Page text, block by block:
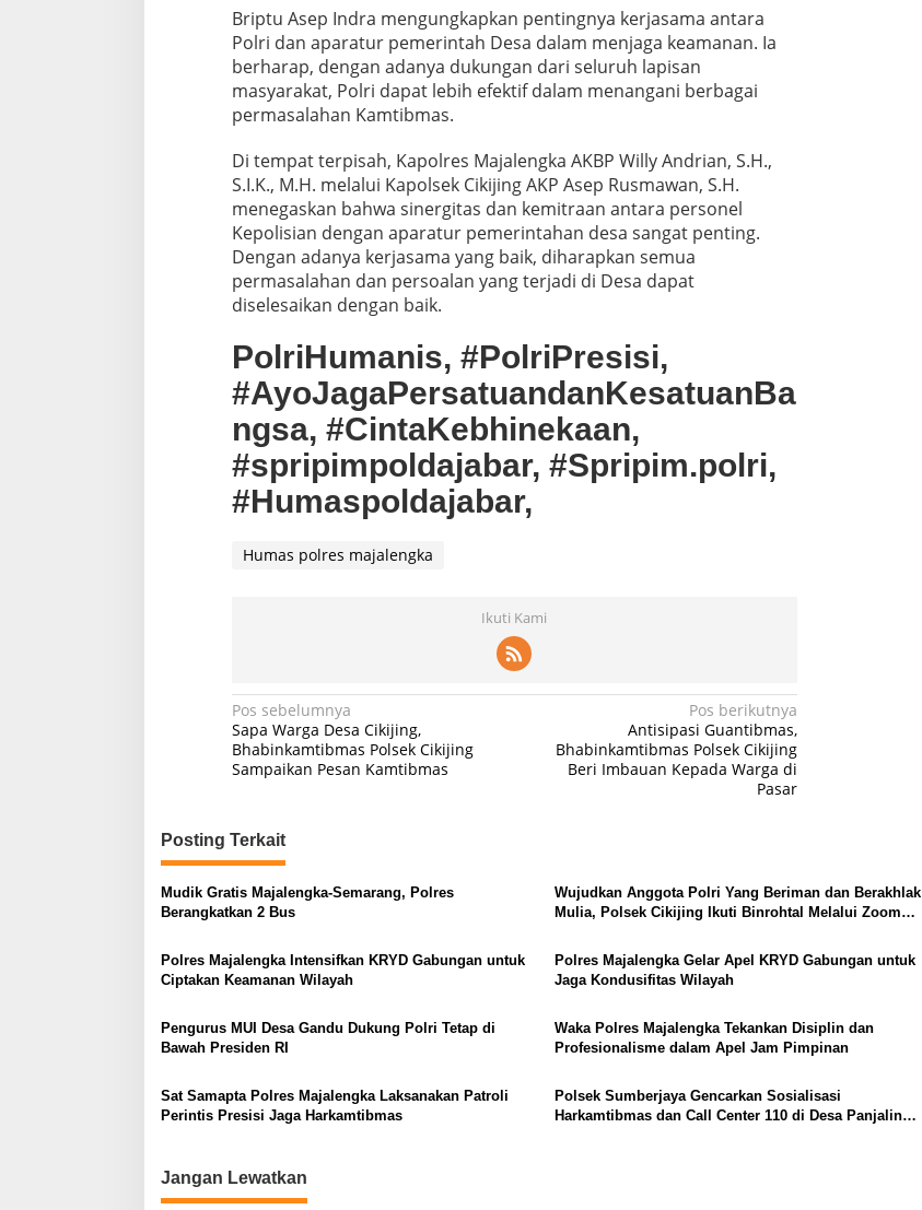
Briptu Asep Indra mengungkapkan pentingnya kerjasama antara
Polri dan aparatur pemerintah Desa dalam menjaga keamanan. Ia
berharap, dengan adanya dukungan dari seluruh lapisan
masyarakat, Polri dapat lebih efektif dalam menangani berbagai
permasalahan Kamtibmas.
Di tempat terpisah, Kapolres Majalengka AKBP Willy Andrian, S.H.,
S.I.K., M.H. melalui Kapolsek Cikijing AKP Asep Rusmawan, S.H.
menegaskan bahwa sinergitas dan kemitraan antara personel
Kepolisian dengan aparatur pemerintahan desa sangat penting.
Dengan adanya kerjasama yang baik, diharapkan semua
permasalahan dan persoalan yang terjadi di Desa dapat
diselesaikan dengan baik.
PolriHumanis, #PolriPresisi,
#AyoJagaPersatuandanKesatuanBa
ngsa, #CintaKebhinekaan,
#spripimpoldajabar, #Spripim.polri,
#Humaspoldajabar,
Humas polres majalengka
Ikuti Kami
Navigasi
pos
Pos sebelumnya
Sapa Warga Desa Cikijing,
Bhabinkamtibmas Polsek Cikijing
Sampaikan Pesan Kamtibmas
Pos berikutnya
Antisipasi Guantibmas,
Bhabinkamtibmas Polsek Cikijing
Beri Imbauan Kepada Warga di
Pasar
Posting Terkait
Mudik Gratis Majalengka-Semarang, Polres
Berangkatkan 2 Bus
Wujudkan Anggota Polri Yang Beriman dan Berakhlak
Mulia, Polsek Cikijing Ikuti Binrohtal Melalui Zoom
Polres Majalengka Intensifkan KRYD Gabungan untuk
Ciptakan Keamanan Wilayah
Polres Majalengka Gelar Apel KRYD Gabungan untuk
Jaga Kondusifitas Wilayah
Pengurus MUI Desa Gandu Dukung Polri Tetap di
Bawah Presiden RI
Waka Polres Majalengka Tekankan Disiplin dan
Profesionalisme dalam Apel Jam Pimpinan
Sat Samapta Polres Majalengka Laksanakan Patroli
Perintis Presisi Jaga Harkamtibmas
Polsek Sumberjaya Gencarkan Sosialisasi
Harkamtibmas dan Call Center 110 di Desa Panjalin
Jangan Lewatkan